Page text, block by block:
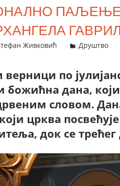
Живковић Друштво
по
божићна дана,
словом.
црква
док се